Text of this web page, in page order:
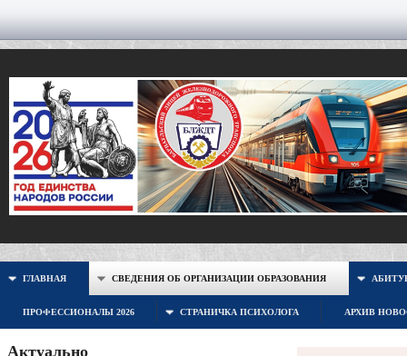
ГЛАВНАЯ СВЕДЕНИЯ ОБ ОРГАНИЗАЦИИ ОБРАЗОВАНИЯ
ПРОФЕССИОНАЛЫ 2026 СТРАНИЧКА ПСИХОЛОГА АРХИВ
Актуально